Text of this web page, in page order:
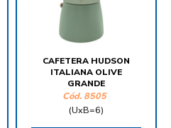
CAFETERA HUDSON
ITALIANA OLIVE
GRANDE
Cód. 8505
(UxB=6)